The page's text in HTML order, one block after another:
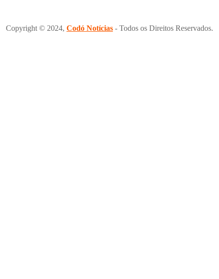
Copyright © 2024, Codó Notícias - Todos os Direitos Reservados.